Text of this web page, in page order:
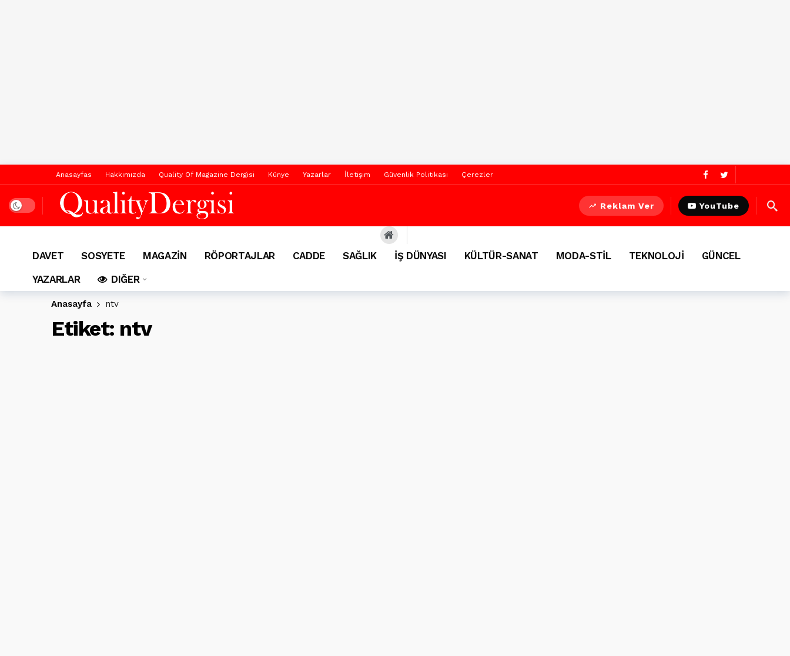
Anasayfas Hakkımızda Quality Of Magazine Dergisi Künye Yazarlar İletişim Güvenlik Politikası Çerezler
Dark mode Reklam Ver YouTube
DAVET SOSYETE MAGAZİN RÖPORTAJLAR CADDE SAĞLIK İŞ DÜNYASI KÜLTÜR-SANAT MODA-STİL TEKNOLOJİ
GÜNCEL
YAZARLAR
DIĞER
Anasayfa ntv
Etiket: ntv